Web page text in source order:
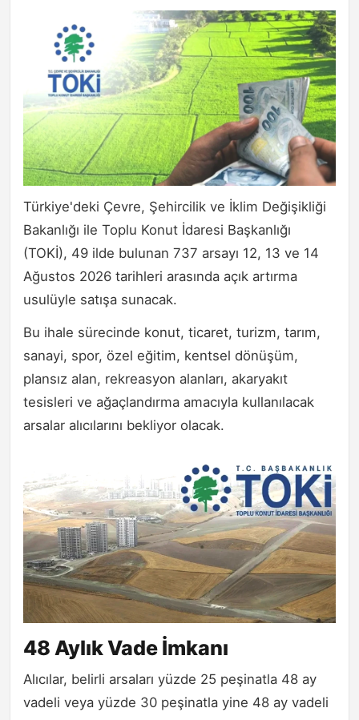
Türkiye'deki Çevre, Şehircilik ve İklim Değişikliği
Bakanlığı ile Toplu Konut İdaresi Başkanlığı
(TOKİ), 49 ilde bulunan 737 arsayı 12, 13 ve 14
Ağustos 2026 tarihleri arasında açık artırma
usulüyle satışa sunacak.
Bu ihale sürecinde konut, ticaret, turizm, tarım,
sanayi, spor, özel eğitim, kentsel dönüşüm,
plansız alan, rekreasyon alanları, akaryakıt
tesisleri ve ağaçlandırma amacıyla kullanılacak
arsalar alıcılarını bekliyor olacak.
48 Aylık Vade İmkanı
Alıcılar, belirli arsaları yüzde 25 peşinatla 48 ay
vadeli veya yüzde 30 peşinatla yine 48 ay vadeli